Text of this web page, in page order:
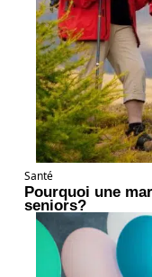
Santé
Pourquoi une
seniors?